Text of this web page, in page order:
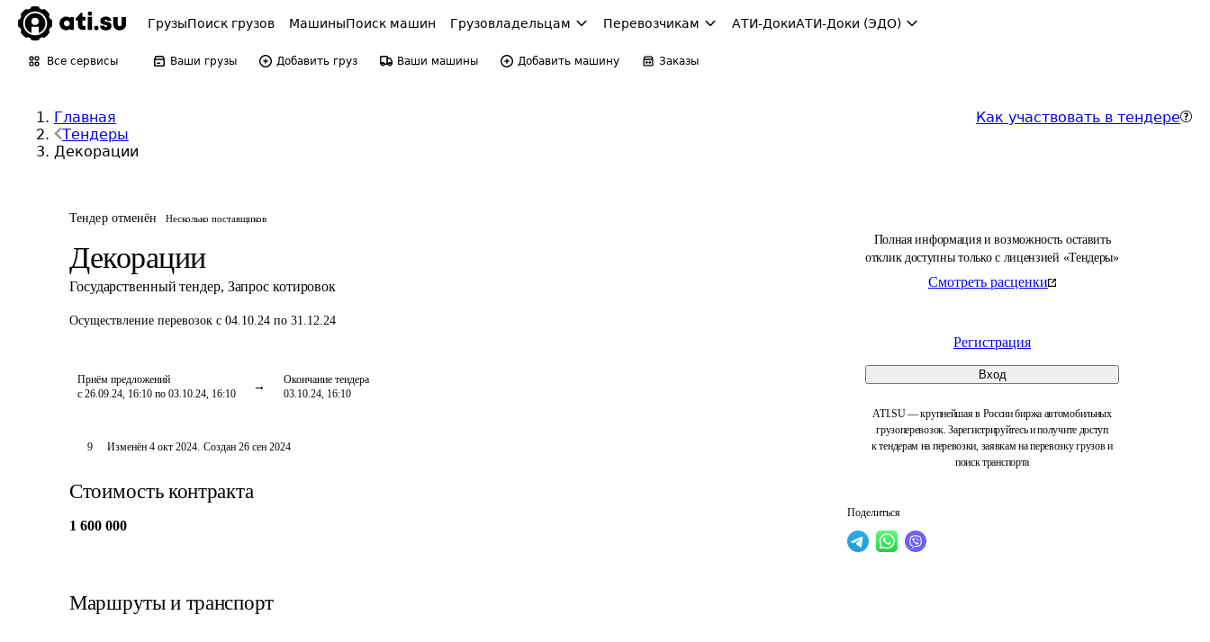
ГрузыПоиск грузов МашиныПоиск машин Грузовладельцам Перевозчикам АТИ-ДокиАТИ-Доки (ЭДО)
Все сервисы Ваши грузы Добавить груз Ваши машины Добавить машину Заказы
Главная
Тендеры
Декорации
Как участвовать в тендере
Тендер отменён Несколько поставщиков
Декорации
Государственный тендер, Запрос котировок
Осуществление перевозок с 04.10.24 по 31.12.24
Приём предложений
с 26.09.24, 16:10 по 03.10.24, 16:10
Окончание тендера
03.10.24, 16:10
Полная информация и возможность оставить
отклик доступны только с лицензией «Тендеры»
Смотреть расценки
Регистрация
Вход
ATI.SU — крупнейшая в России биржа автомобильных
грузоперевозок. Зарегистрируйтесь и получите доступ
к тендерам на перевозки, заявкам на перевозку грузов и
поиск транспорта
Поделиться
9 Изменён 4 окт 2024. Создан 26 сен 2024
Стоимость контракта
1 600 000
Маршруты и транспорт